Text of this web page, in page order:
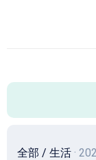
全部 / 生活 ·